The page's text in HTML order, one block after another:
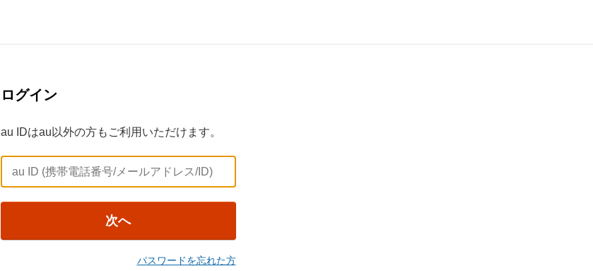
ログイン
au IDはau以外の方もご利用いただけます。
次へ
パスワードを忘れた方